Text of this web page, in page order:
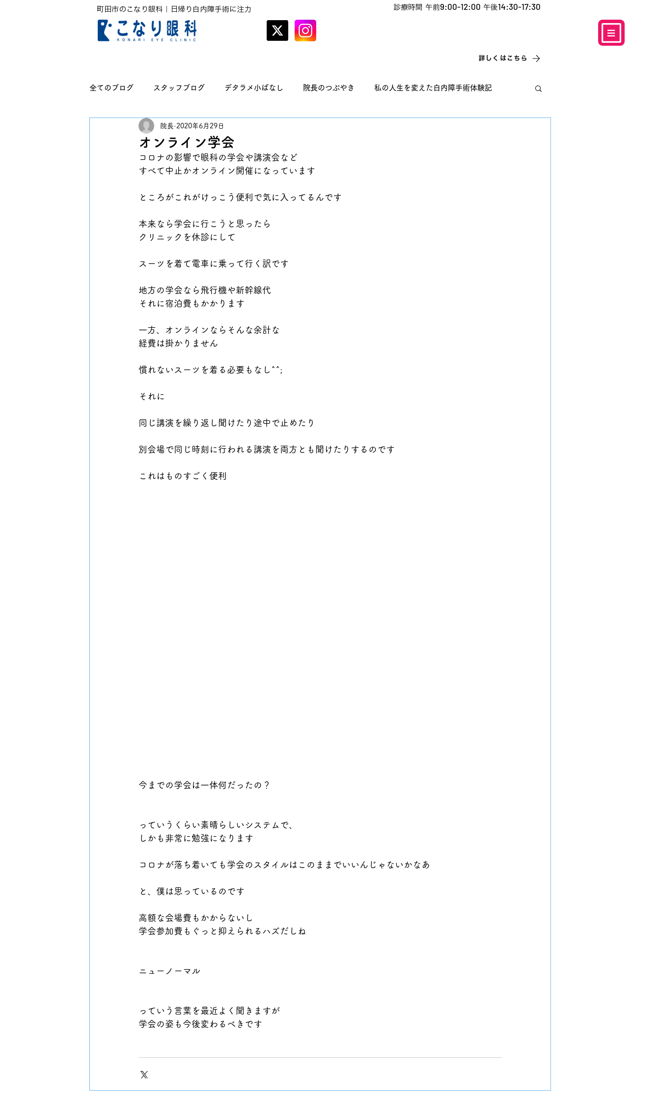
診療時間 午前9:00-12:00 午後14:30-17:30
詳しくはこちら
町田市のこなり眼科｜日帰り白内障手術に注力
全てのブログ スタッフブログ デタラメ小ばなし 院長のつぶやき 私の人生を変えた白内障手術体験記
無題のカテゴリー
オンライン学会
院長 2020年6月29日
コロナの影響で眼科の学会や講演会など
すべて中止かオンライン開催になっています
ところがこれがけっこう便利で気に入ってるんです
本来なら学会に行こうと思ったら
クリニックを休診にして
スーツを着て電車に乗って行く訳です
地方の学会なら飛行機や新幹線代
それに宿泊費もかかります
一方、オンラインならそんな余計な
経費は掛かりません
慣れないスーツを着る必要もなし^^;
それに
同じ講演を繰り返し聞けたり途中で止めたり
別会場で同じ時刻に行われる講演を両方とも聞けたりするのです
これはものすごく便利
今までの学会は一体何だったの？
っていうくらい素晴らしいシステムで、
しかも非常に勉強になります
コロナが落ち着いても学会のスタイルはこのままでいいんじゃないかなあ
と、僕は思っているのです
高額な会場費もかからないし
学会参加費もぐっと抑えられるハズだしね
ニューノーマル
っていう言葉を最近よく聞きますが
学会の姿も今後変わるべきです